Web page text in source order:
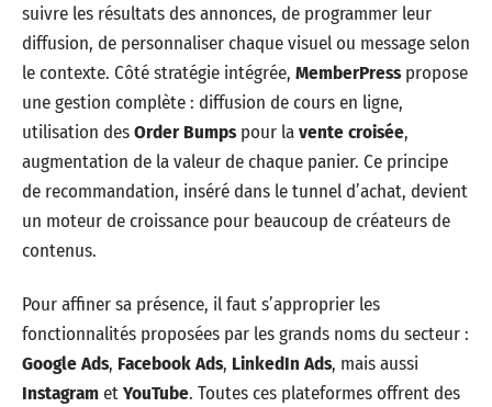
suivre les résultats des annonces, de programmer leur
diffusion, de personnaliser chaque visuel ou message selon
le contexte. Côté stratégie intégrée, MemberPresspropose
une gestion complète : diffusion de cours en ligne,
utilisation desOrder Bumpspour lavente croisée,
augmentation de la valeur de chaque panier. Ce principe
de recommandation, inséré dans le tunnel d’achat, devient
un moteur de croissance pour beaucoup de créateurs de
contenus.
Pour affiner sa présence, il faut s’approprier les
fonctionnalités proposées par les grands noms du secteur :
Google Ads, Facebook Ads, LinkedIn Ads, mais aussi
InstagrametYouTube. Toutes ces plateformes offrent des